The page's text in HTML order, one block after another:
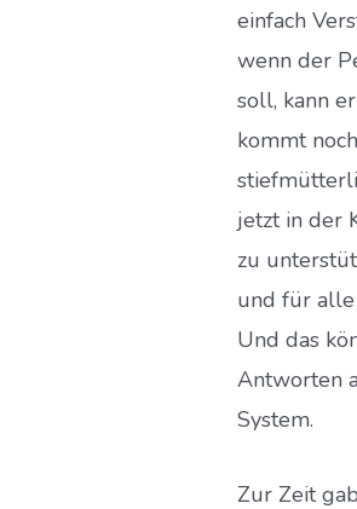
einfach
wenn der
soll, kann
kommt
jetzt in der
zu
und für alle
Und das
Antworten
System.
Zur Zeit